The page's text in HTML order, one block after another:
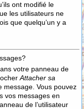
ont modifié le
les utilisateurs ne
que quelqu’un y a
votre panneau de
Attacher sa
message. Vous pouvez
vos messages en
de l’utilisateur